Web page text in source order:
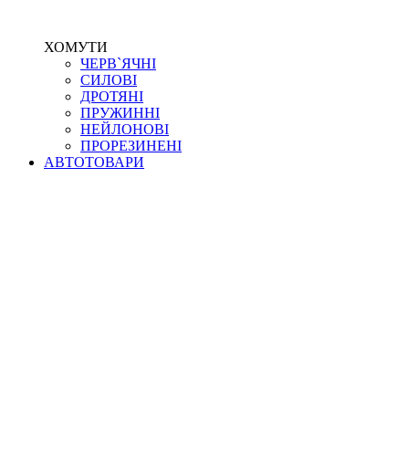
ХОМУТИ
ЧЕРВ`ЯЧНІ
СИЛОВІ
ДРОТЯНІ
ПРУЖИННІ
НЕЙЛОНОВІ
ПРОРЕЗИНЕНІ
АВТОТОВАРИ